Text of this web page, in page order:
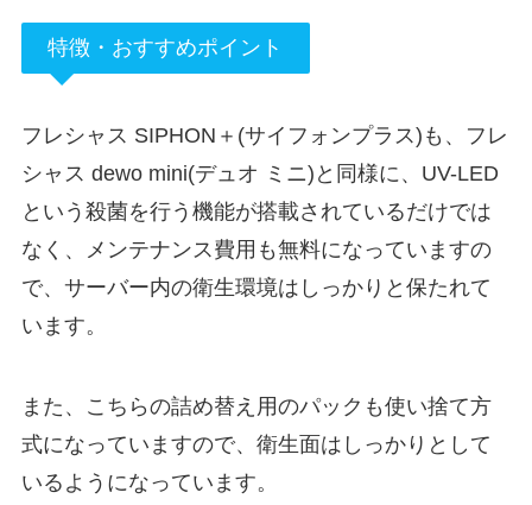
特徴・おすすめポイント
フレシャス SIPHON＋(サイフォンプラス)も、フレ
シャス dewo mini(デュオ ミニ)と同様に、UV-LED
という殺菌を行う機能が搭載されているだけでは
なく、
メンテナンス費用も無料になっていますの
で、サーバー内の衛生環境はしっかりと保たれて
います。
また、こちらの詰め替え用のパックも使い捨て方
式になっていますので、衛生面はしっかりとして
いるようになっています。